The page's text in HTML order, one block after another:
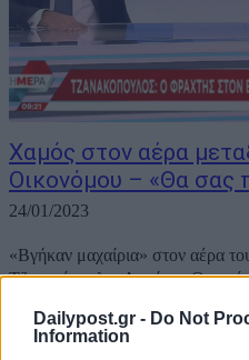
Dailypost.gr - Do Not
Information
Χαμός στον αέρα
Οικονόμου – «Θα σας
24/01/2023
«Βγήκαν μαχαίρια» στον αέρα
Τζανακόπουλο, Δημήτρη
καλοκαίρι, υπόθεση η οποία
Σχετικά με το εάν...